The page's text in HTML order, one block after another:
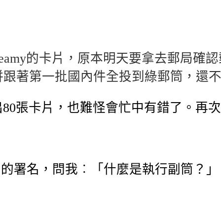
的卡片，原本明天要拿去郵局確
著第一批國內件全投到綠郵筒，還
張卡片，也難怪會忙中有錯了。再
署名，問我︰「什麼是執行副筒？」